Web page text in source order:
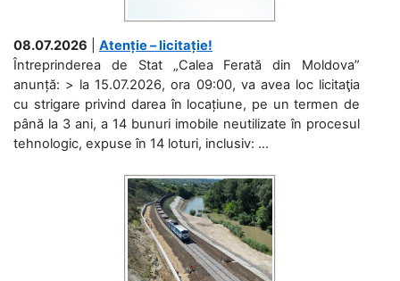
08.07.2026
Atenție – licitație!
Întreprinderea de Stat „Calea Ferată din Moldova”
anunță: > la 15.07.2026, ora 09:00, va avea loc licitaţia
cu strigare privind darea în locațiune, pe un termen de
până la 3 ani, a 14 bunuri imobile neutilizate în procesul
tehnologic, expuse în 14 loturi, inclusiv: ...